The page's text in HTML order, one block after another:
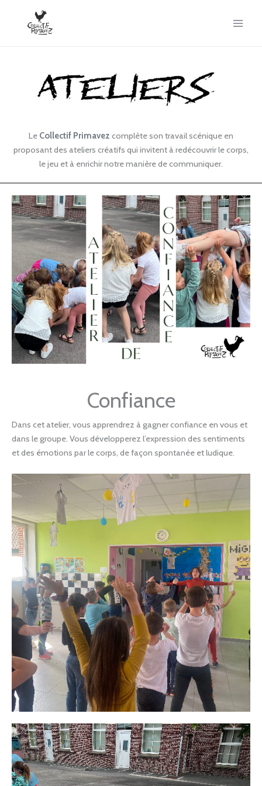
Le Collectif Primavez complète son travail scénique en
proposant des ateliers créatifs qui invitent à redécouvrir le corps,
le jeu et à enrichir notre manière de communiquer.
Confiance
Dans cet atelier, vous apprendrez à gagner confiance en vous et
dans le groupe. Vous développerez l’expression des sentiments
et des émotions par le corps, de façon spontanée et ludique.